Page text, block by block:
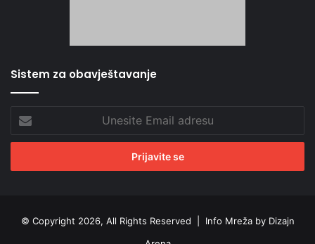
Sistem za obavještavanje
Email
adresu
© Copyright 2026, All Rights Reserved | Info Mreža by Dizajn